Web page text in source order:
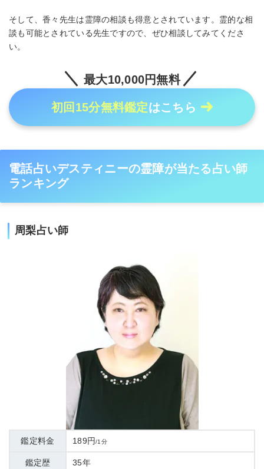
そして、香々先生は霊障の相談も得意とされています。霊的な相
談も可能とされている先生ですので、ぜひ相談してみてくださ
い。
最大10,000円無料
初回15分無料鑑定はこちら
電話占いデスティニーの霊障が当たる占い師
ランキング
周梨占い師
鑑定料金 189円/1分
鑑定歴 35年